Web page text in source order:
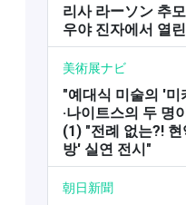
리사 라ーソン 추
우야 진자에서 열
美術展ナビ
"예대식 미술의 '미
·나이트스의 두 명
(1) "전례 없는?!
방' 실연 전시"
朝日新聞